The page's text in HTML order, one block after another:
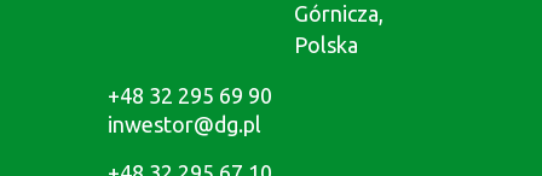
Górnicza,
Polska
+48 32 295 69 90
inwestor@dg.pl